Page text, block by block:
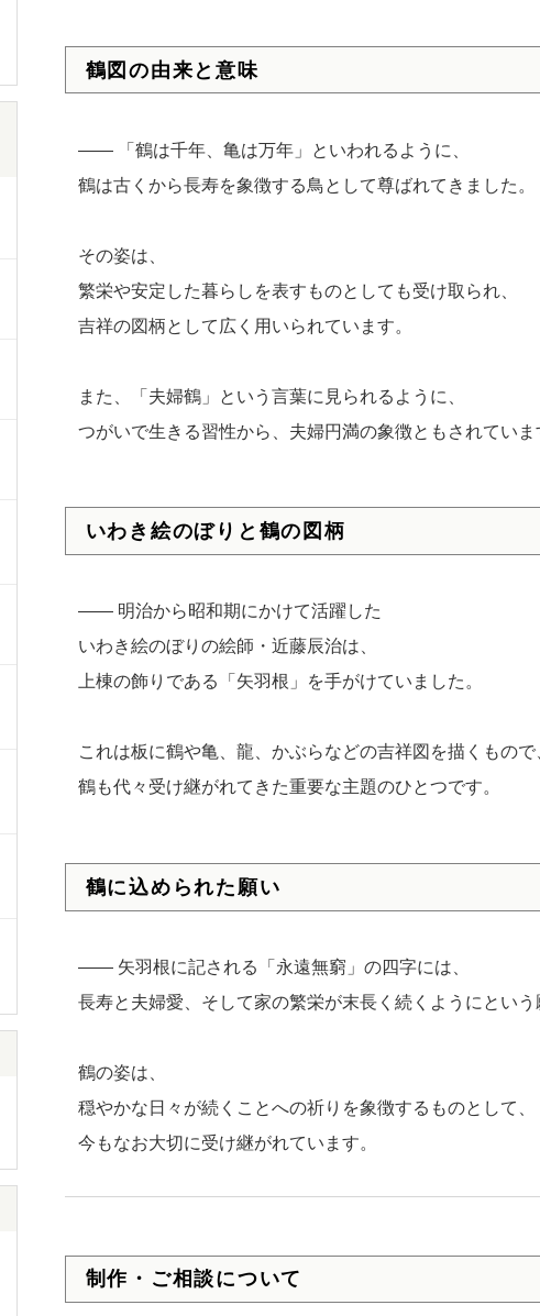
鶴図の由来と意味
—— 「鶴は千年、亀は万年」といわれるように、
鶴は古くから長寿を象徴する鳥として尊ばれてきました。
その姿は、
繁栄や安定した暮らしを表すものとしても受け取られ、
吉祥の図柄として広く用いられています。
また、「夫婦鶴」という言葉に見られるように、
つがいで生きる習性から、夫婦円満の象徴ともされていま
いわき絵のぼりと鶴の図柄
—— 明治から昭和期にかけて活躍した
いわき絵のぼりの絵師・近藤辰治は、
上棟の飾りである「矢羽根」を手がけていました。
これは板に鶴や亀、龍、かぶらなどの吉祥図を描くもので
鶴も代々受け継がれてきた重要な主題のひとつです。
鶴に込められた願い
—— 矢羽根に記される「永遠無窮」の四字には、
長寿と夫婦愛、そして家の繁栄が末長く続くようにとい
鶴の姿は、
穏やかな日々が続くことへの祈りを象徴するものとして、
今もなお大切に受け継がれています。
制作・ご相談について